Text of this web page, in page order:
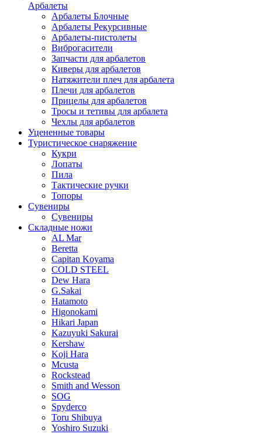
Арбалеты
Арбалеты Блочные
Арбалеты Рекурсивные
Арбалеты-пистолеты
Виброгасители
Запчасти для арбалетов
Киверы для арбалетов
Натяжители плеч для арбалета
Плечи для арбалетов
Прицелы для арбалетов
Тросы и тетивы для арбалета
Чехлы для арбалетов
Уцененные товары
Туристическое снаряжение
Кукри
Лопаты
Пила
Тактические ручки
Топоры
Сувениры
Сувениры
Складные ножи
AL Mar
Beretta
Capitan Koyama
COLD STEEL
Dew Hara
G.Sakai
Hatamoto
Higonokami
Hikari Japan
Kazuyuki Sakurai
Kershaw
Koji Hara
Mcusta
Rockstead
Smith and Wesson
SOG
Spyderco
Toru Shibuya
Yoshiro Suzuki